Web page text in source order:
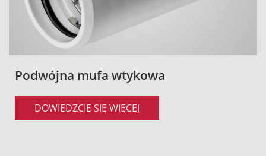
Podwójna mufa wtykowa
DOWIEDZCIE SIĘ WIĘCEJ